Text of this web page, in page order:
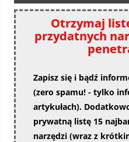
Otrzymaj
przydatnych
Zapisz się i bądź
(zero spamu! - tylko
artykułach).
prywatną listę 15
narzędzi (wraz z